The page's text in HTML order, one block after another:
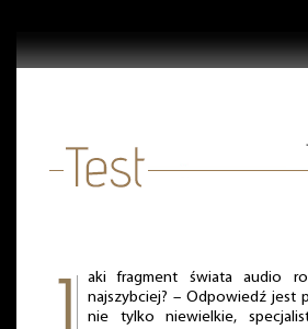
aki fragment świata audio
najszybciej? – Odpowiedź jest
nie tylko niewielkie,